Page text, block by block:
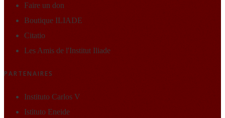
Faire un don
Boutique ILIADE
Citatio
Les Amis de l'Institut Iliade
PARTENAIRES
Instituto Carlos V
Istituto Eneide